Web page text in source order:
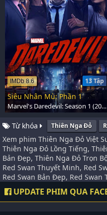
13 Tập
IMDb 8.6
Siêu Nhân Mù: Phần 1
Marvel's Daredevil: Season 1 (2015)
Từ khóa Thiên Nga Đỏ
Xem phim Thiên Nga Đỏ Việt
Thiên Nga Đỏ Lồng Tiếng,
Bản Đẹp, Thiên Nga Đỏ Trọn
Red Swan Thuyết Minh, Red
Red Swan Bản Đẹp, Red Swan
UPDATE PHIM QUA